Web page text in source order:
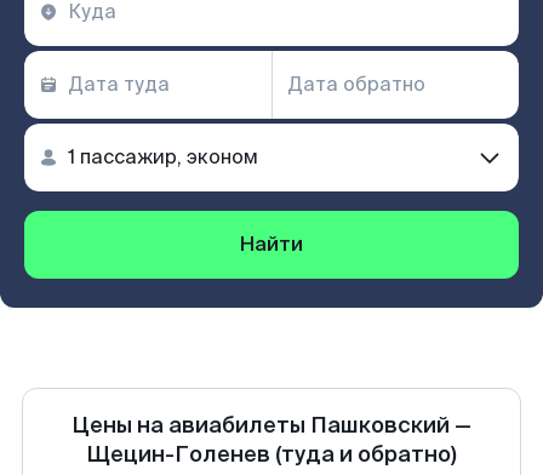
Найти
Цены на авиабилеты Пашковский —
Щецин-Голенев (туда и обратно)